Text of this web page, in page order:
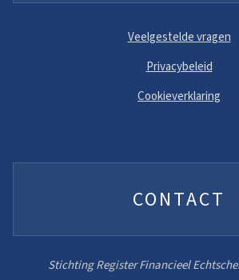
Veelgestelde vragen
Privacybeleid
Cookieverklaring
CONTACT
Stichting Register Financieel